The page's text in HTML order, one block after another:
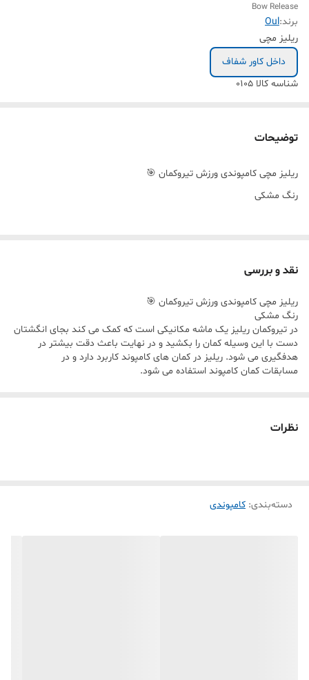
Bow Release
برند:Oul
ریلیز مچی
داخل کاور شفاف
شناسه کالا ۰۱۰۵
توضیحات
ریلیز مچی کامپوندی ورزش تیروکمان 🎯
رنگ مشکی
نقد و بررسی
ریلیز مچی کامپوندی ورزش تیروکمان 🎯
رنگ مشکی
در تیروکمان ریلیز یک ماشه مکانیکی است که کمک می کند بجای انگشتان
دست با این وسیله کمان را بکشید و در نهایت باعث دقت بیشتر در
هدفگیری می شود. ریلیز در کمان های کامپوند کاربرد دارد و در
مسابقات کمان کامپوند استفاده می شود.
نظرات
دسته‌بندی: کامپوندی